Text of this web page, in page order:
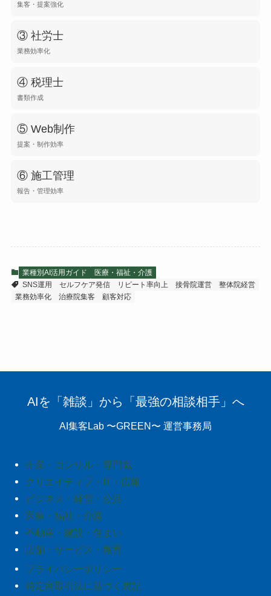
集客・提案強化
③ 社労士
業務効率化
④ 税理士
書類作成
⑤ Web制作
提案・制作効率
⑥ 施工管理
報告・管理効率
業種別AI活用ガイド
医療・福祉・介護
SNS運用
セルフケア発信 リピート率向上 接骨院運営
整体院経営
業務効率化
治療院集客 顧客対応
AIを「雑談」から「最強の相談相手」へ
AI集客Lab 〜GREEN〜 運営事務局
士業・コンサル・専門職
クリエイティブ・IT・広報
ビジネス・経営・公共
医療・福祉・介護
不動産・建設・住まい
店舗・サービス・教育
プライバシーポリシー
特定商取引法に基づく表記